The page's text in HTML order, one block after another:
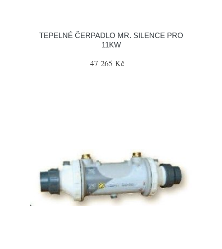
TEPELNÉ ČERPADLO MR. SILENCE PRO
11KW
47 265 Kč